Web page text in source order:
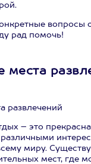
вопросы
рад помочь!
места
развлечений
– это
различными
миру.
мест, где